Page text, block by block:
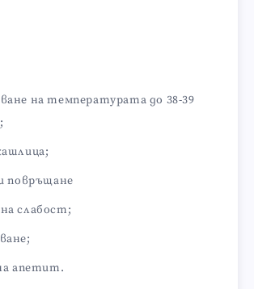
на температурата до 38-39
повръщане
слабост;
апетит.